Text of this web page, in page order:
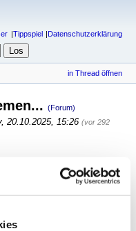
Tippspiel Datenschutzerklärung
in Thread öffnen
(Forum)
20.10.2025, 15:26 (vor 292
seine Anteile abkauft und
Ich fühle mich ja schon